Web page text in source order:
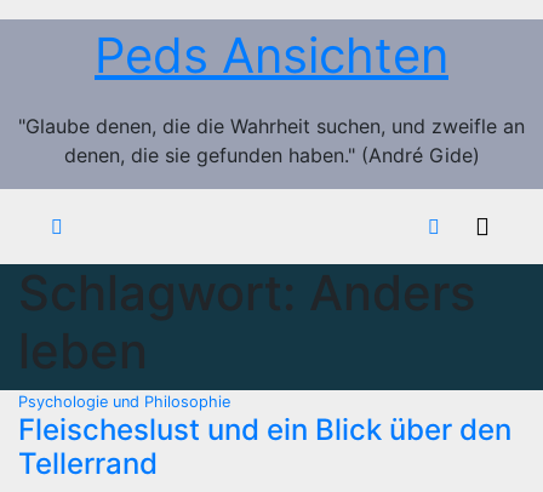
Zum
Peds Ansichten
"Glaube denen, die die Wahrheit suchen, und zweifle an
denen, die sie gefunden haben." (André Gide)
Schlagwort: Anders
leben
Psychologie und Philosophie
Fleischeslust und ein Blick über den
Tellerrand